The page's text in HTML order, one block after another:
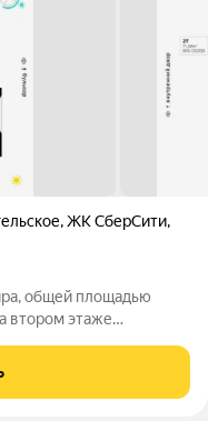
,ЖК СберCити,
втором этаже
Архитектуру квартала